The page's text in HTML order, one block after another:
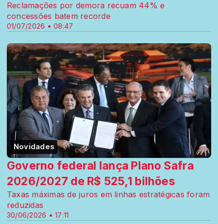
01/07/2026 • 08:47
Reclamações por demora recuam 44% e
concessões batem recorde
Novidades
30/06/2026 • 17:11
Governo federal lança Plano Safra
2026/2027 de R$ 525,1 bilhões
Taxas máximas de juros em linhas estratégicas foram
reduzidas